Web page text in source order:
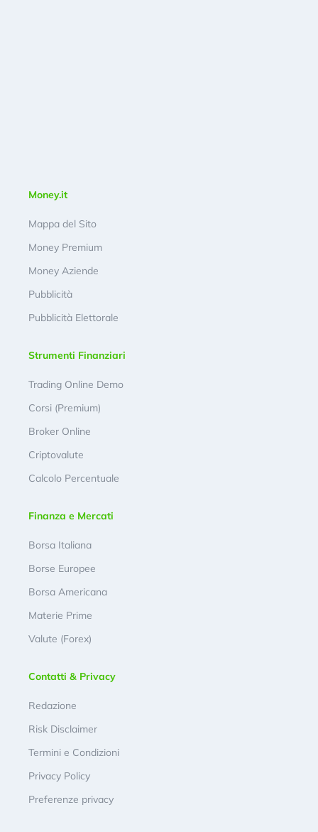
Money.it
Mappa del Sito
Money Premium
Money Aziende
Pubblicità
Pubblicità Elettorale
Strumenti Finanziari
Trading Online Demo
Corsi (Premium)
Broker Online
Criptovalute
Calcolo Percentuale
Finanza e Mercati
Borsa Italiana
Borse Europee
Borsa Americana
Materie Prime
Valute (Forex)
Contatti & Privacy
Redazione
Risk Disclaimer
Termini e Condizioni
Privacy Policy
Preferenze privacy